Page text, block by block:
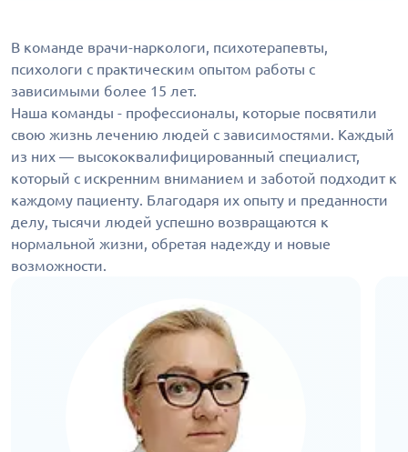
В команде врачи-наркологи, психотерапевты,
психологи с практическим опытом работы с
зависимыми более 15 лет.
Наша команды - профессионалы, которые посвятили
свою жизнь лечению людей с зависимостями. Каждый
из них — высококвалифицированный специалист,
который с искренним вниманием и заботой подходит к
каждому пациенту. Благодаря их опыту и преданности
делу, тысячи людей успешно возвращаются к
нормальной жизни, обретая надежду и новые
возможности.